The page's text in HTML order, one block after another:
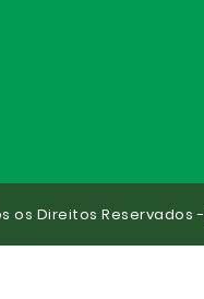
os Direitos Reservados -